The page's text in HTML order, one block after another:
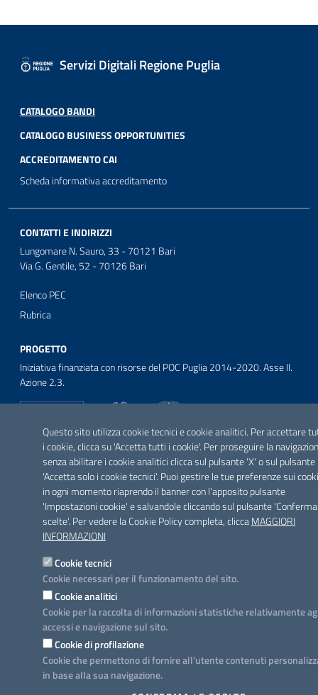
Questo sito utilizza cookie tecnici e cookie analitici. Per accettare
i cookie, clicca su 'Accetta tutti i cookie'. Per proseguire la
senza abilitare i cookie analitici clicca sul pulsante 'X' o sul pulsante
'Accetta solo i cookie tecnici'. Puoi gestire le tue preferenze sui
in ogni momento riaprendo il banner con l'apposito pulsante
'Impostazioni cookie' e salvandole cliccando sul pulsante
scelte'. Per vedere la Cookie Policy completa, cliccaMAGGIORI
INFORMAZIONI
Cookie tecnici
Cookie necessari per il funzionamento del sito.
Cookie analitici
Cookie per la raccolta di informazioni statistiche relativamente
accessi e navigazione sul sito.
Cookie di profilazione
Cookie che permettono di fornire all'utente contenuti
in base alla sua navigazione.
Servizi Digitali Regione Puglia
CATALOGO BANDI
CATALOGO BUSINESS OPPORTUNITIES
ACCREDITAMENTO CAI
Scheda informativa accreditamento
CONTATTI E INDIRIZZI
Lungomare N. Sauro, 33 - 70121 Bari
Via G. Gentile, 52 - 70126 Bari
Elenco PEC
Rubrica
PROGETTO
Iniziativa finanziata con risorse del POC Puglia 2014-2020. Asse II.
Azione 2.3.
SEGUICI SU
FacebookTwitter Youtube InstagramLinkedin